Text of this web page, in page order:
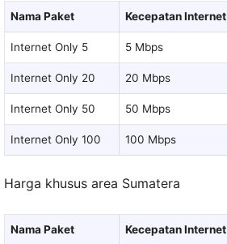
Nama Paket Kecepatan Internet
Internet Only 5 5 Mbps
Internet Only 20 20 Mbps
Internet Only 50 50 Mbps
Internet Only 100 100 Mbps
Harga khusus area Sumatera
Nama Paket Kecepatan Internet